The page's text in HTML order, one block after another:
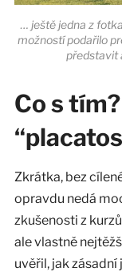
… ještě jedna z
možností podařilo
představit
Co s
Zkrátka, bez
opravdu nedá
zkušenosti z
ale vlastně
uvěřil, jak